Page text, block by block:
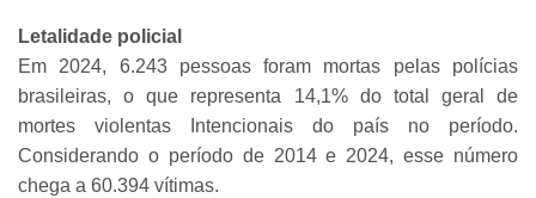
Letalidade policial
Em 2024, 6.243 pessoas foram mortas pelas polícias
brasileiras, o que representa 14,1% do total geral de
mortes violentas Intencionais do país no período.
Considerando o período de 2014 e 2024, esse número
chega a 60.394 vítimas.